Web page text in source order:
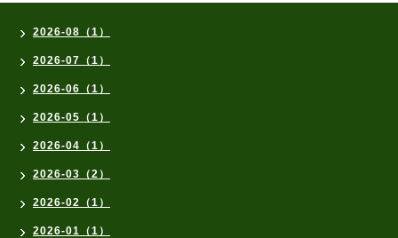
2026-08（1）
2026-07（1）
2026-06（1）
2026-05（1）
2026-04（1）
2026-03（2）
2026-02（1）
2026-01（1）